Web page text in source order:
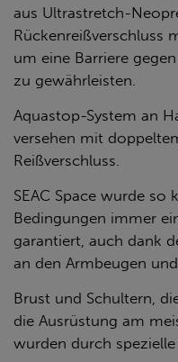
aus Ultrastretch-
Rückenreißverschluss
um eine Barriere
zu gewährleisten.
Aquastop-System an
versehen mit
Reißverschluss.
SEAC Space wurde so
Bedingungen immer
garantiert, auch dank
an den Armbeugen
Brust und Schultern,
die Ausrüstung am
wurden durch spezielle